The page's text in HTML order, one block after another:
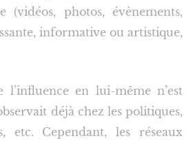
(vidéos, photos, évènements,
informative ou artistique,
l’influence en lui-même n’est
déjà chez les politiques,
etc. Cependant, les réseaux